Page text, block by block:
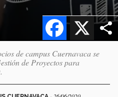
X
Facebook
de campus Cuernavaca se
de Proyectos para